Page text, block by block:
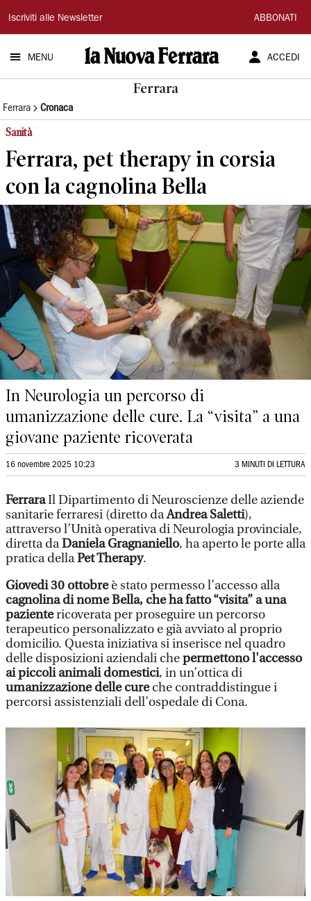
La
Nuova
Ferrara
Iscriviti alle Newsletter ABBONATI
MENU ACCEDI
Ferrara
Ferrara Cronaca
Sanità
Ferrara, pet therapy in corsia
con la cagnolina Bella
In Neurologia un percorso di
umanizzazione delle cure. La “visita” a una
giovane paziente ricoverata
16 novembre 2025 10:23 3 MINUTI DI LETTURA
FerraraIl Dipartimento di Neuroscienze delle aziende
sanitarie ferraresi (diretto daAndrea Saletti),
attraverso l’Unità operativa di Neurologia provinciale,
diretta daDaniela Gragnaniello, ha aperto le porte alla
pratica dellaPet Therapy.
Giovedi 30 ottobreè stato permesso l’accesso alla
cagnolina di nome Bella, che ha fatto “visita” a una
pazientericoverata per proseguire un percorso
terapeutico personalizzato e già avviato al proprio
domicilio. Questa iniziativa si inserisce nel quadro
delle disposizioni aziendali chepermettono l'accesso
ai piccoli animali domestici, in un’ottica di
umanizzazione delle cureche contraddistingue i
percorsi assistenziali dell’ospedale di Cona.